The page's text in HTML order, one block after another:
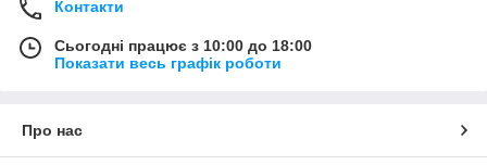
Контакти
Сьогодні працює з 10:00 до 18:00
Показати весь графік роботи
Про нас